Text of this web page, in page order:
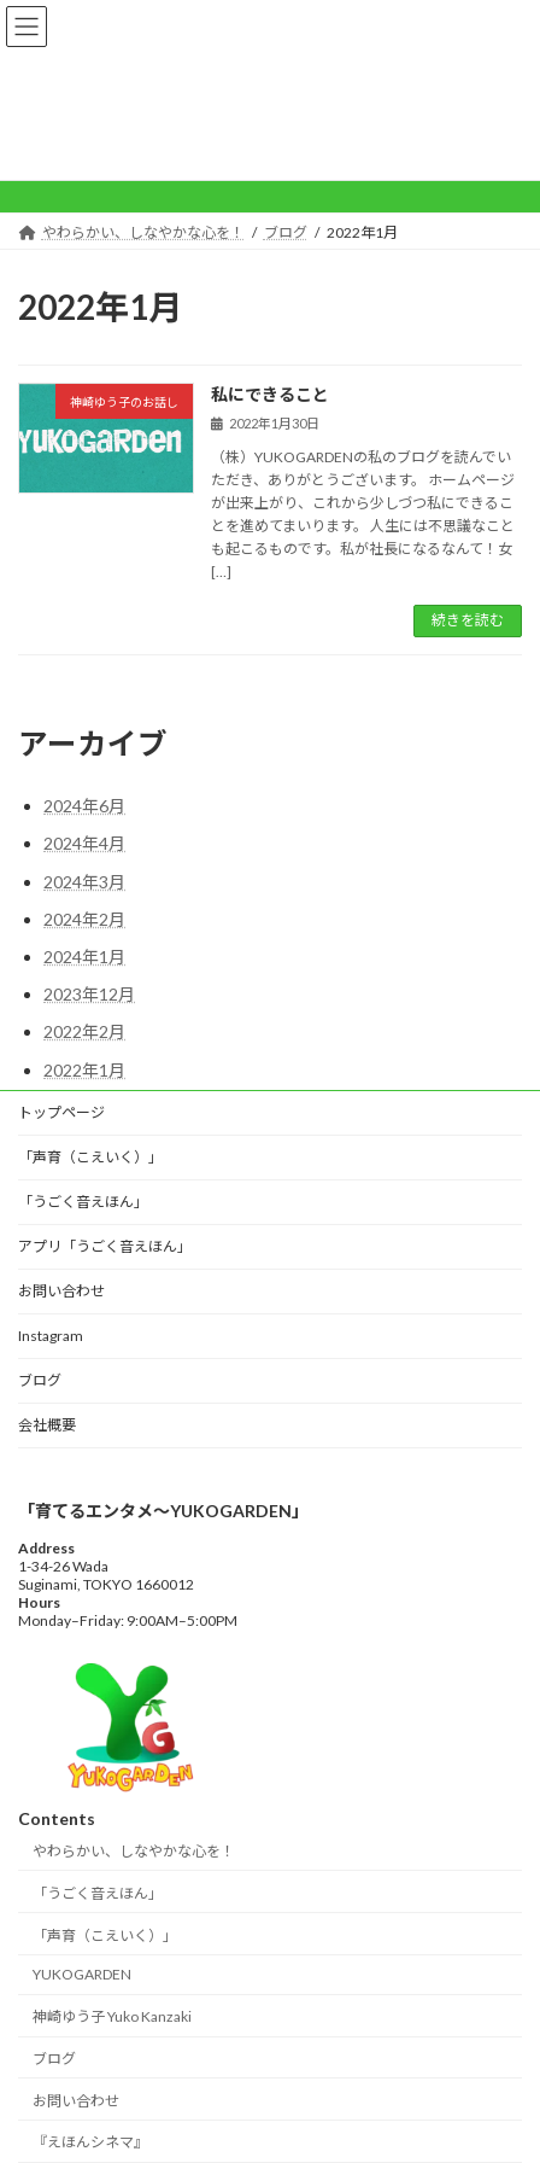
コ
ン
キ
ナ
ビ
に
やわらかい、しなやかな心を！ ブログ 2022年1月
2022年1月
神崎ゆう子のお話し 私にできること
2022年1月30日
（株）YUKOGARDENの私のブログを読んでい
ただき、ありがとうございます。 ホームページ
が出来上がり、これから少しづつ私にできるこ
とを進めてまいります。 人生には不思議なこと
も起こるものです。私が社長になるなんて！女
[…]
続きを読む
アーカイブ
2024年6月
2024年4月
2024年3月
2024年2月
2024年1月
2023年12月
2022年2月
2022年1月
トップページ
「声育（こえいく）」
「うごく音えほん」
アプリ「うごく音えほん」
お問い合わせ
Instagram
ブログ
会社概要
「育てるエンタメ〜YUKOGARDEN」
Address
1-34-26 Wada
Suginami, TOKYO 1660012
Hours
Monday–Friday: 9:00AM–5:00PM
Contents
やわらかい、しなやかな心を！
「うごく音えほん」
「声育（こえいく）」
YUKOGARDEN
神崎ゆう子 Yuko Kanzaki
ブログ
お問い合わせ
『えほんシネマ』